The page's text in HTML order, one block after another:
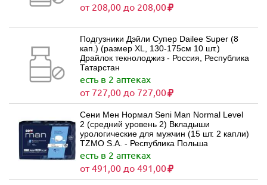
от 208,00 до 208,00
Подгузники Дэйли Супер Dailee Super (8
кап.) (размер XL, 130-175см 10 шт.)
Драйлок текнолоджиз - Россия, Республика
Татарстан
есть в 2 аптеках
от 727,00 до 727,00
Сени Мен Нормал Seni Man Normal Level
2 (средний уровень 2) Вкладыши
урологические для мужчин (15 шт. 2 капли)
TZMO S.A. - Республика Польша
есть в 2 аптеках
от 491,00 до 491,00